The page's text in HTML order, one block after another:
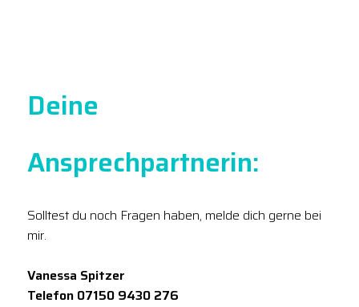
Deine
Ansprechpartnerin:
Solltest du noch Fragen haben, melde dich gerne bei
mir.
Vanessa Spitzer
Telefon 07150 9430 276